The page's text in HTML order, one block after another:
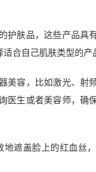
护肤品，这些产品具
合自己肌肤类型的产
美容，比如激光、射
医生或者美容师，确
遮盖脸上的红血丝